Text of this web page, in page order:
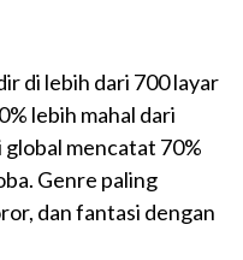
di lebih dari 700 layar
lebih mahal dari
global mencatat 70%
Genre paling
dan fantasi dengan